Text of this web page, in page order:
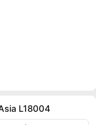
L18004